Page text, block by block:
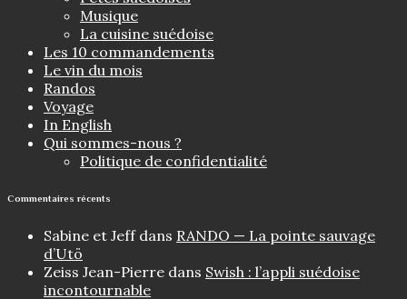
Musique
La cuisine suédoise
Les 10 commandements
Le vin du mois
Randos
Voyage
In English
Qui sommes-nous ?
Politique de confidentialité
Commentaires récents
Sabine et Jeffdans RANDO — La pointe sauvage
d’Utö
Zeiss Jean-Pierre dans Swish : l’appli suédoise
incontournable